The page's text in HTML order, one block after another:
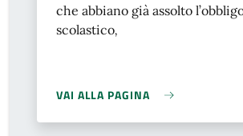
che abbiano già assolto
scolastico,
VAI ALLA PAGINA